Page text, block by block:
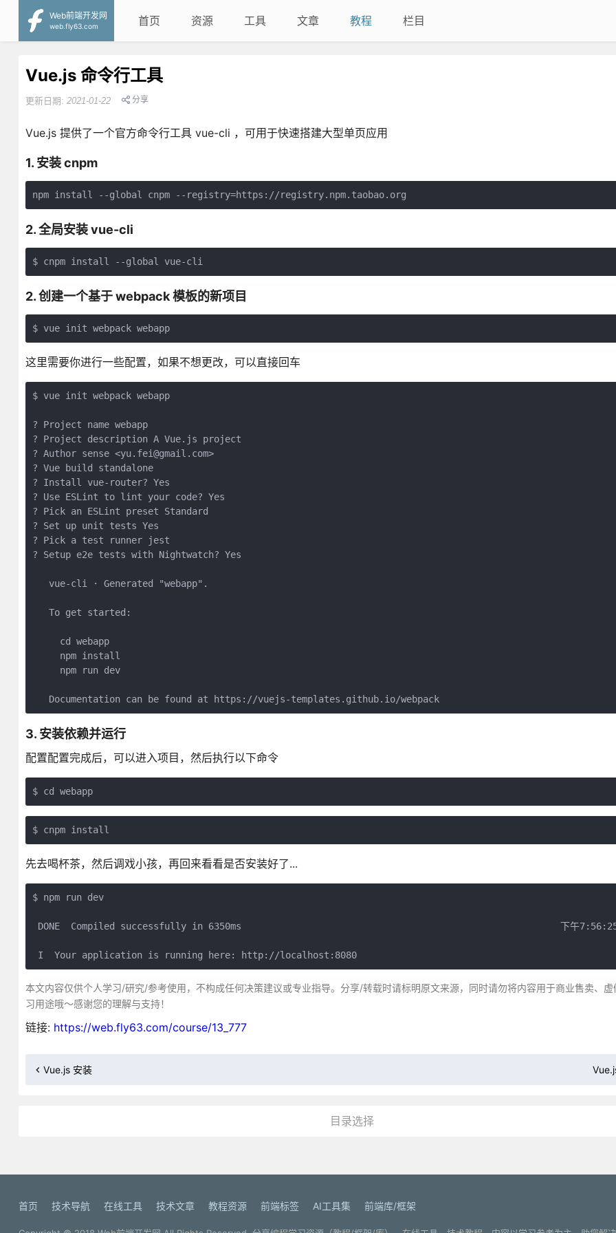
Web前端开发网
web.fly63.com
首页 资源 工具 文章 教程 栏目
Vue.js 命令行工具
更新日期: 2021-01-22 分享
Vue.js 提供了一个官方命令行工具 vue-cli ，可用于快速搭建大型单页应用
1. 安装 cnpm
2. 全局安装 vue-cli
2. 创建一个基于 webpack 模板的新项目
$ vue init webpack webapp
这里需要你进行一些配置，如果不想更改，可以直接回车
$ vue init webpack webapp
? Project name webapp
? Project description A Vue.js project
? Author sense <yu.fei@gmail.com>
? Vue build standalone
? Install vue-router? Yes
? Use ESLint to lint your code? Yes
? Pick an ESLint preset Standard
? Set up unit tests Yes
? Pick a test runner jest
? Setup e2e tests with Nightwatch? Yes
   vue-cli · Generated "webapp".
   To get started:
     cd webapp
     npm install
     npm run dev
   Documentation can be found at https://vuejs-templates.github.io/webpack
3. 安装依赖并运行
配置配置完成后，可以进入项目，然后执行以下命令
$ cd webapp
先去喝杯茶，然后调戏小孩，再回来看看是否安装好了...
$ npm run dev
DONE  Compiled successfully in 6350ms                                                          下午
I  Your application is running here: http://localhost:8080
本文内容仅供个人学习/研究/参考使用，不构成任何决策建议或专业指导。分享/转载时请标明原文来源，同时请勿将内容用于商业售卖、虚
习用途哦～感谢您的理解与支持！
链接: https://web.fly63.com/course/13_777
Vue.js 安装
目录选择
首页 技术导航 在线工具 技术文章 教程资源 前端标签 AI工具集 前端库/框架